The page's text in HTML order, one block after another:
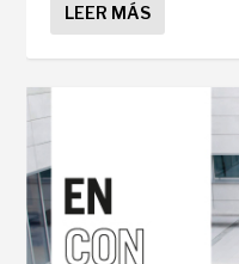
LEER MÁS